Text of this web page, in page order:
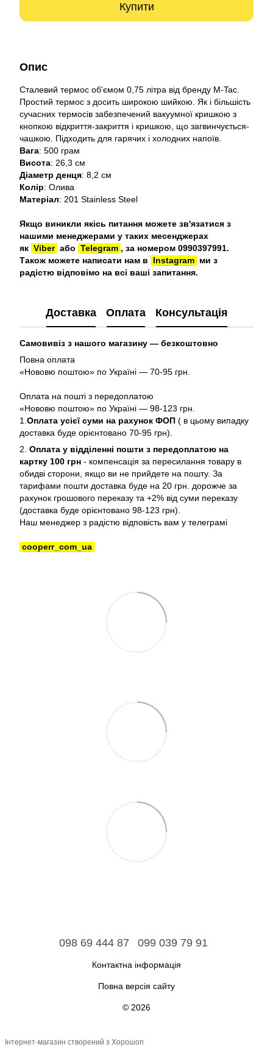
Купити
Опис
Сталевий термос об'ємом 0,75 літра від бренду M-Tac.
Простий термос з досить широкою шийкою. Як і більшість
сучасних термосів забезпечений вакуумної кришкою з
кнопкою відкриття-закриття і кришкою, що загвинчується-
чашкою. Підходить для гарячих і холодних напоїв.
Вага: 500 грам
Висота: 26,3 см
Діаметр денця: 8,2 см
Колір: Олива
Матеріал: 201 Stainless Steel
Якщо виникли якісь питання можете зв'язатися з
нашими менеджерами у таких месенджерах
як Viber або Telegram , за номером 0990397991.
Також можете написати нам в
Instagram ми з
радістю відповімо на всі ваші запитання.
Доставка Оплата Консультація
Самовивіз з нашого магазину — безкоштовно
Повна оплата
«Нововю поштою» по Україні — 70-95 грн.
Оплата на пошті з передоплатою
«Нововю поштою» по Україні — 98-123 грн.
1. Оплата усієї суми на рахунок ФОП ( в цьому випадку
доставка буде орієнтовано 70-95 грн).
2. Оплата у відділенні пошти з передоплатою на
картку 100 грн - компенсація за пересилання товару в
обидві сторони, якщо ви не прийдете на пошту. За
тарифами пошти доставка буде на 20 грн. дорожче за
рахунок грошового переказу та +2% від суми переказу
(доставка буде орієнтовано 98-123 грн).
Наш менеджер з радістю відповість вам у телеграмі
cooperr_com_ua
098 69 444 87 099 039 79 91
Контактна інформація
Повна версія сайту
© 2026
Інтернет-магазин створений з Хорошоп